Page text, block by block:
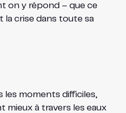
on y répond – que ce
la crise dans toute sa
les moments difficiles,
mieux à travers les eaux